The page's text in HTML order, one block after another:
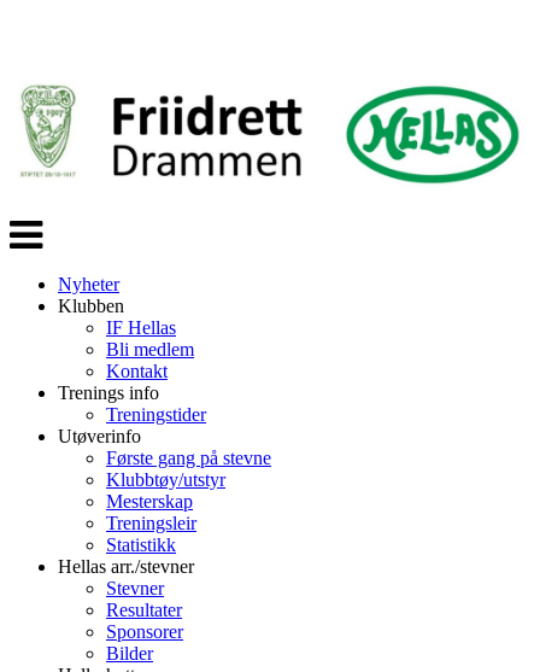
Veksle
navigasjon
Nyheter
Klubben
IF Hellas
Bli medlem
Kontakt
Trenings info
Treningstider
Utøverinfo
Første gang på stevne
Klubbtøy/utstyr
Mesterskap
Treningsleir
Statistikk
Hellas arr./stevner
Stevner
Resultater
Sponsorer
Bilder